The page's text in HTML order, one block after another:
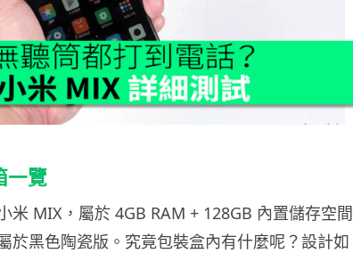
一覽
米 MIX，屬於 4GB RAM + 128GB 內置儲存空間
於黑色陶瓷版。究竟包裝盒內有什麼呢？設計如